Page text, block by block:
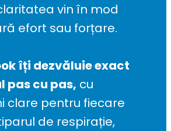
vin în mod
efort sau forțare.
îți dezvăluie exact
pas cu pas, cu
clare pentru fiecare
de respirație,